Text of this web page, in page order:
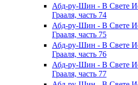
Абд-ру-Шин - В Свете
Грааля, часть 74
Абд-ру-Шин - В Свете
Грааля, часть 75
Абд-ру-Шин - В Свете
Грааля, часть 76
Абд-ру-Шин - В Свете
Грааля, часть 77